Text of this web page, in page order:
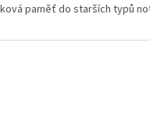
paměť do starších typů